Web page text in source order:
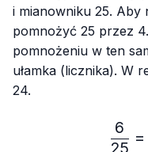
i mianowniku 25. Aby
pomnożyć 25 przez
pomnożeniu w ten
ułamka (licznika). W
24.
25
6
=